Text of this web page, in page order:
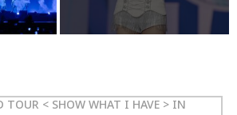
TOUR < SHOW WHAT I HAVE > IN